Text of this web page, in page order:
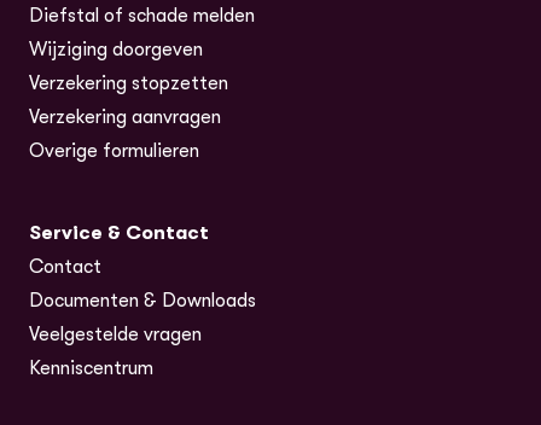
Diefstal of schade melden
Wijziging doorgeven
Verzekering stopzetten
Verzekering aanvragen
Overige formulieren
Service & Contact
Contact
Documenten & Downloads
Veelgestelde vragen
Kenniscentrum